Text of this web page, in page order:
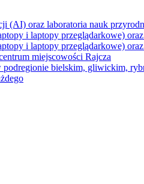
(AI) oraz laboratoria nauk
i laptopy przeglądarkowe)
i laptopy przeglądarkowe)
miejscowości Rajcza
bielskim, gliwickim,